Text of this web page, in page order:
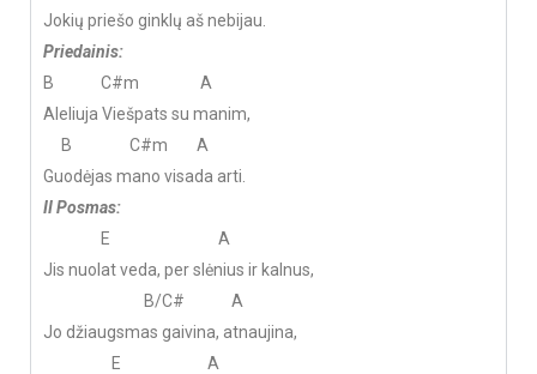
Jokių priešo ginklų aš nebijau.
Priedainis:
B C#m A
Aleliuja Viešpats su manim,
B C#m A
Guodėjas mano visada arti.
II Posmas:
E A
Jis nuolat veda, per slėnius ir kalnus,
B/C# A
Jo džiaugsmas gaivina, atnaujina,
E A